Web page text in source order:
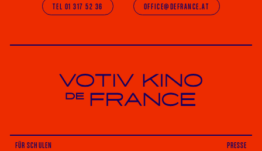
TEL 01 317 52 36 OFFICE@DEFRANCE.AT
Votiv Kino und Kino De France in Wien
FÜR SCHULEN
PRESSE